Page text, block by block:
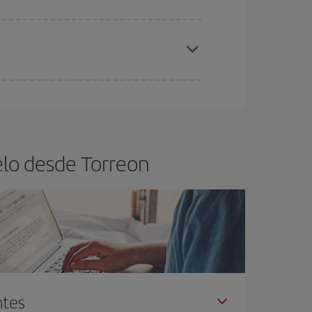
desde Torreon